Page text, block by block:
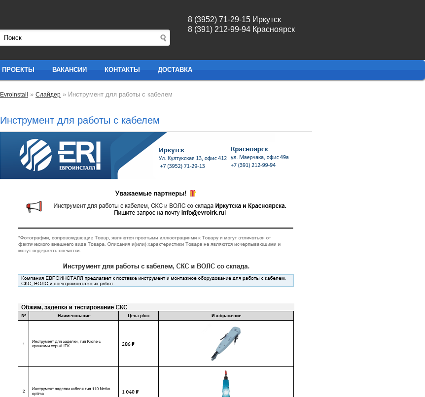
8 (3952) 71-29-15 Иркутск
8 (391) 212-99-94 Красноярск
ПРОЕКТЫ ВАКАНСИИ КОНТАКТЫ ДОСТАВКА
Evroinstall » Слайдер » Инструмент для работы с кабелем
Инструмент для работы с кабелем